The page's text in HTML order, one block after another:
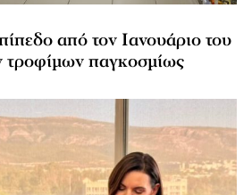
από τον Ιανουάριο του
τροφίμων παγκοσμίως